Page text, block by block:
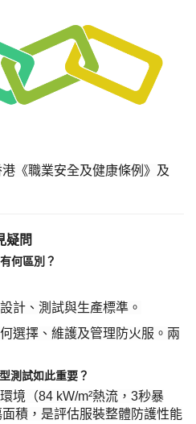
港《職業安全及健康條例》及
疑問
何區別？
計、測試與生產標準。
選擇、維護及管理防火服。兩
測試如此重要？
境（84 kW/m²熱流，3秒暴
積，是評估服裝整體防護性能